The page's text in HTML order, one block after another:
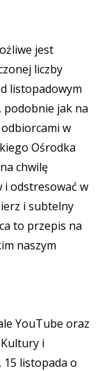
jest
liczby
listopadowym
jak na
w
Ośrodka
chwilę
i odstresować w
i subtelny
to przepis na
naszym
YouTube oraz
i
15 listopada o